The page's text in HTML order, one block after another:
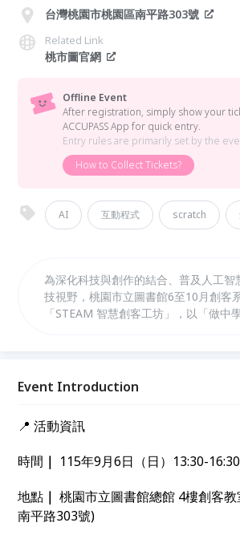
台灣桃園市桃園區南平路303號
Related Link
桃市圖官網
Offline Event
After registration, simply show your
ACCUPASS App for quick entry.
Entry rules are primarily set by the
How to Collect Tickets?
AI 互動程式 scratch
為深化科技與創作的結合、普及人工智
技視野，桃園市立圖書館6至10月創客
「STEAM 智慧創客工坊」，以「做中
內容包含：學習使用Teachable
Event Introduction
📍 活動資訊
時間 ｜ 115年9月6日（日）13:30-16:30
地點 ｜ 桃園市立圖書館總館 4樓創客
南平路303號)